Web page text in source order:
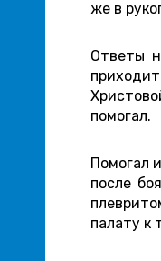
же в
Ответы
помогал.
Помогал
после
палату к